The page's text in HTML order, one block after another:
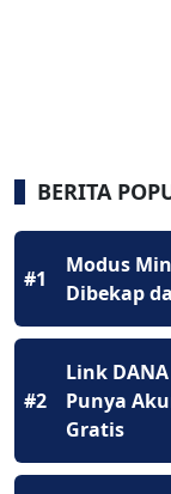
BERITA
#1
Modus
Dibekap
#2
Link
Punya
Gratis